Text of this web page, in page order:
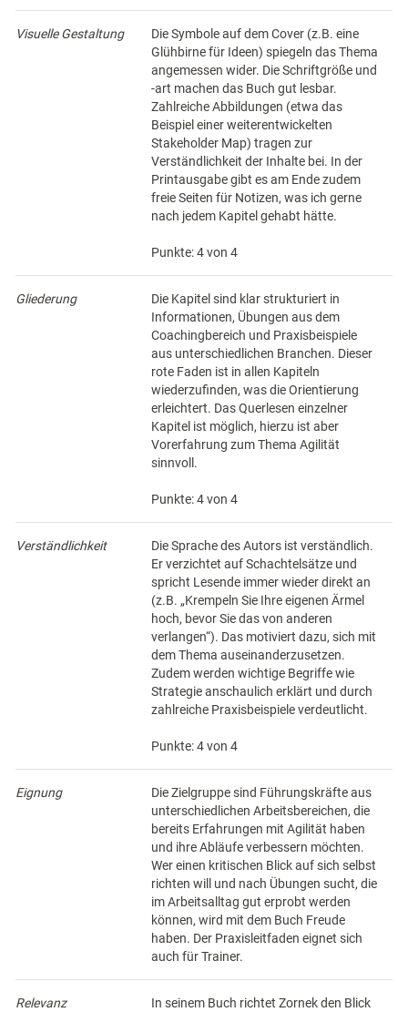
Visuelle Gestaltung
Die Symbole auf dem Cover (z.B. eine
Glühbirne für Ideen) spiegeln das Thema
angemessen wider. Die Schriftgröße und
-art machen das Buch gut lesbar.
Zahlreiche Abbildungen (etwa das
Beispiel einer weiterentwickelten
Stakeholder Map) tragen zur
Verständlichkeit der Inhalte bei. In der
Printausgabe gibt es am Ende zudem
freie Seiten für Notizen, was ich gerne
nach jedem Kapitel gehabt hätte.
Punkte: 4 von 4
Gliederung
Die Kapitel sind klar strukturiert in
Informationen, Übungen aus dem
Coachingbereich und Praxisbeispiele
aus unterschiedlichen Branchen. Dieser
rote Faden ist in allen Kapiteln
wiederzufinden, was die Orientierung
erleichtert. Das Querlesen einzelner
Kapitel ist möglich, hierzu ist aber
Vorerfahrung zum Thema Agilität
sinnvoll.
Punkte: 4 von 4
Verständlichkeit
Die Sprache des Autors ist verständlich.
Er verzichtet auf Schachtelsätze und
spricht Lesende immer wieder direkt an
(z.B. „Krempeln Sie Ihre eigenen Ärmel
hoch, bevor Sie das von anderen
verlangen“). Das motiviert dazu, sich mit
dem Thema auseinanderzusetzen.
Zudem werden wichtige Begriffe wie
Strategie anschaulich erklärt und durch
zahlreiche Praxisbeispiele verdeutlicht.
Punkte: 4 von 4
Eignung
Die Zielgruppe sind Führungskräfte aus
unterschiedlichen Arbeitsbereichen, die
bereits Erfahrungen mit Agilität haben
und ihre Abläufe verbessern möchten.
Wer einen kritischen Blick auf sich selbst
richten will und nach Übungen sucht, die
im Arbeitsalltag gut erprobt werden
können, wird mit dem Buch Freude
haben. Der Praxisleitfaden eignet sich
auch für Trainer.
Relevanz
In seinem Buch richtet Zornek den Blick